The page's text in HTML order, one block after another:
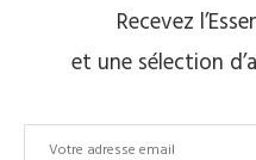
Recevez
et une sélection